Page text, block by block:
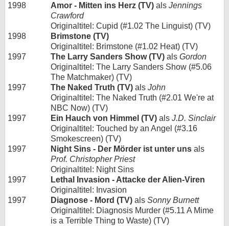
1998
Amor - Mitten ins Herz (TV) als Jennings
Crawford
Originaltitel: Cupid (#1.02 The Linguist) (TV)
1998
Brimstone (TV)
Originaltitel: Brimstone (#1.02 Heat) (TV)
1997
The Larry Sanders Show (TV) als Gordon
Originaltitel: The Larry Sanders Show (#5.06
The Matchmaker) (TV)
1997
The Naked Truth (TV) als John
Originaltitel: The Naked Truth (#2.01 We're at
NBC Now) (TV)
1997
Ein Hauch von Himmel (TV) als J.D. Sinclair
Originaltitel: Touched by an Angel (#3.16
Smokescreen) (TV)
1997
Night Sins - Der Mörder ist unter uns als
Prof. Christopher Priest
Originaltitel: Night Sins
1997
Lethal Invasion - Attacke der Alien-Viren
Originaltitel: Invasion
1997
Diagnose - Mord (TV) als Sonny Burnett
Originaltitel: Diagnosis Murder (#5.11 A Mime
is a Terrible Thing to Waste) (TV)